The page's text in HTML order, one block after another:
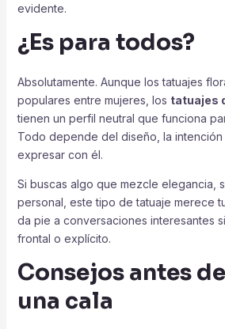
evidente.
¿Es para todos?
Absolutamente. Aunque los tatuajes
populares entre mujeres, los tatuajes
tienen un perfil neutral que funciona
Todo depende del diseño, la
expresar con él.
Si buscas algo que mezcle elegancia,
personal, este tipo de tatuaje merece
da pie a conversaciones interesantes
frontal o explícito.
Consejos antes
una cala